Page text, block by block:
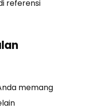
referensi
memang